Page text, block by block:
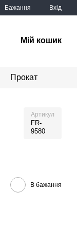
Бажання Вхід
Мій кошик
Прокат
Артикул
FR-
9580
В бажання